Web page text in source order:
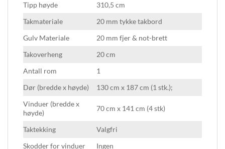
Tipp høyde
310,5 cm
Takmateriale
20 mm tykke takbord
Gulv Materiale
20 mm fjer & not-brett
Takoverheng
20 cm
Antall rom
1
Dør (bredde x høyde)
130 cm x 187 cm (1 stk.);
Vinduer (bredde x
høyde)
70 cm x 141 cm (4 stk)
Taktekking
Valgfri
Skodder for vinduer
Ingen